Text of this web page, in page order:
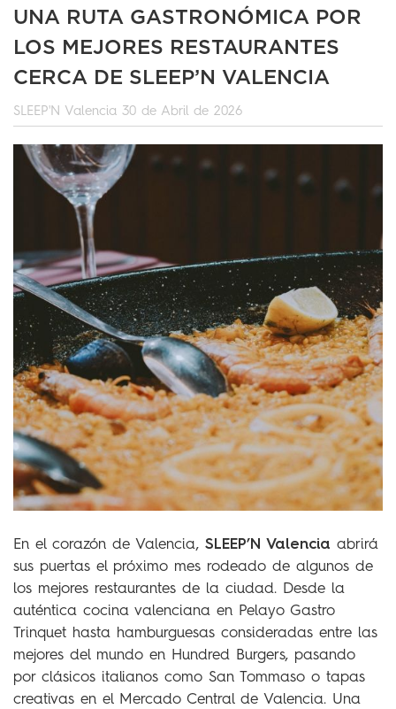
UNA RUTA GASTRONÓMICA POR
LOS MEJORES RESTAURANTES
CERCA DE SLEEP’N VALENCIA
SLEEP'N Valencia 30 de Abril de 2026
En el corazón de Valencia, SLEEP’N Valencia abrirá
sus puertas el próximo mes rodeado de algunos de
los mejores restaurantes de la ciudad. Desde la
auténtica cocina valenciana en Pelayo Gastro
Trinquet hasta hamburguesas consideradas entre las
mejores del mundo en Hundred Burgers, pasando
por clásicos italianos como San Tommaso o tapas
creativas en el Mercado Central de Valencia. Una